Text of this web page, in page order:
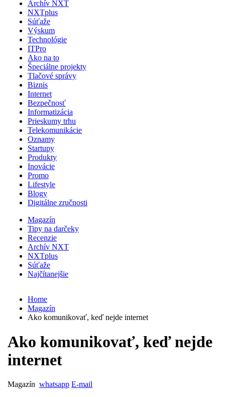
Archív NXT
NXTplus
Súťaže
Výskum
Technológie
ITPro
Ako na to
Špeciálne projekty
Tlačové správy
Biznis
Internet
Bezpečnosť
Informatizácia
Prieskumy trhu
Telekomunikácie
Oznamy
Startupy
Produkty
Inovácie
Promo
Lifestyle
Blogy
Digitálne zručnosti
Magazín
Tipy na darčeky
Recenzie
Archív NXT
NXTplus
Súťaže
Najčítanejšie
Home
Magazín
Ako komunikovať, keď nejde internet
Ako komunikovať, keď nejde
internet
Magazín whatsapp E-mail